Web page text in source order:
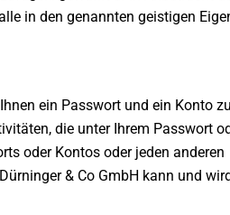
in den genannten geistigen
ein Passwort und ein Konto
die unter Ihrem Passwort
oder Kontos oder jeden anderen
& Co GmbH kann und